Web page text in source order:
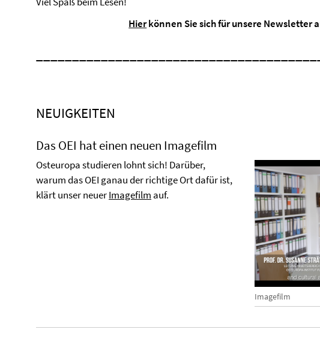
Hierkönnen Sie sich für unsere Newsletter
NEUIGKEITEN
Das OEI hat einen neuen Imagefilm
Imagefilm
Osteuropa studieren lohnt sich! Darüber,
warum das OEI ganau der richtige Ort dafür ist,
klärt unser neuerImagefilm auf.